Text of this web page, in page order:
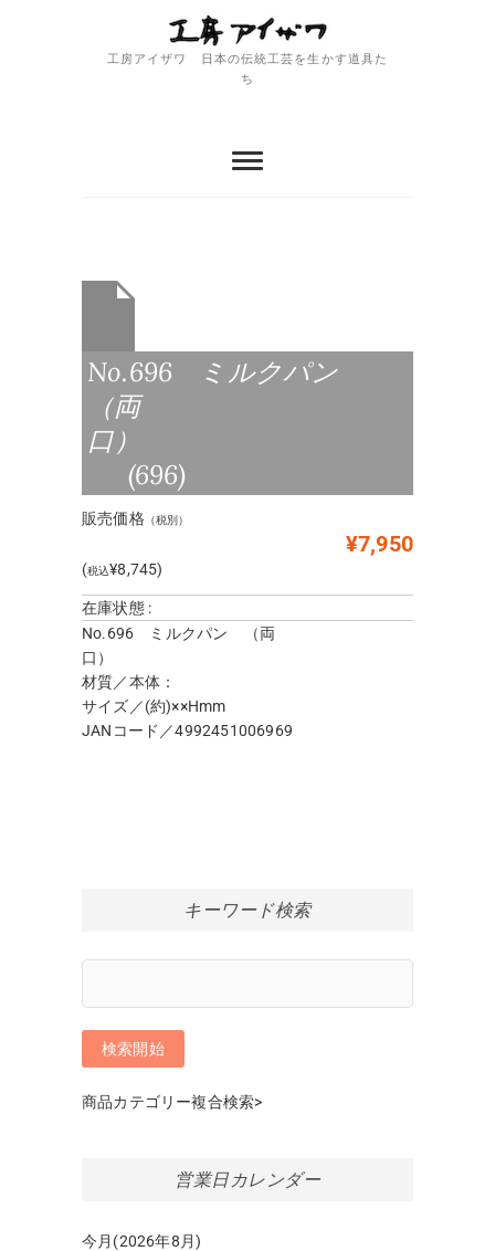
工房アイザワ 日本の伝統工芸を生かす道具た
ち
No.696 ミルクパン
（両
口）
(696)
販売価格（税別）
¥7,950
(税込¥8,745)
在庫状態 :
No.696 ミルクパン （両
口）
材質／本体：
サイズ／(約)××Hmm
JANコード／4992451006969
キーワード検索
商品カテゴリー複合検索>
営業日カレンダー
今月(2026年8月)